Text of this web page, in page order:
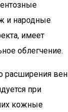
и народные
имеет
облегчение.
расширения вен
при
кожные